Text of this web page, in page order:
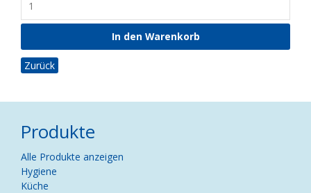
Zurück
Produkte
Navigation
überspringen
Alle Produkte anzeigen
Hygiene
Küche